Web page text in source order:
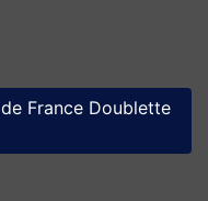
France Doublette